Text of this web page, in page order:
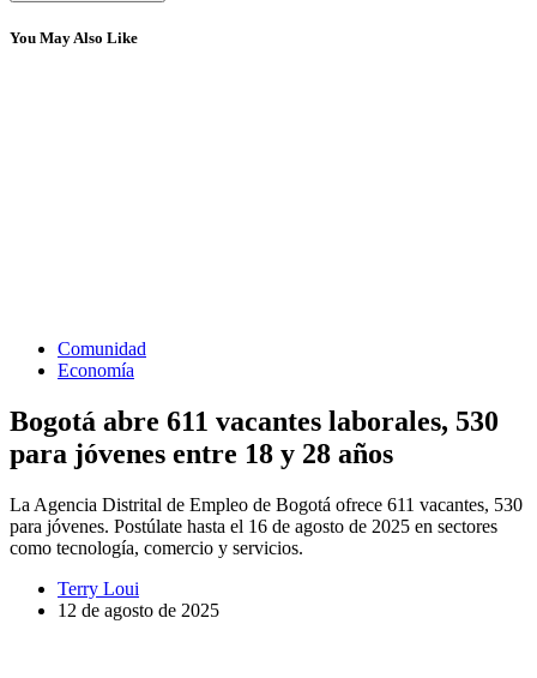
You May Also Like
Comunidad
Economía
Bogotá abre 611 vacantes laborales, 530
para jóvenes entre 18 y 28 años
La Agencia Distrital de Empleo de Bogotá ofrece 611 vacantes, 530
para jóvenes. Postúlate hasta el 16 de agosto de 2025 en sectores
como tecnología, comercio y servicios.
Terry Loui
12 de agosto de 2025